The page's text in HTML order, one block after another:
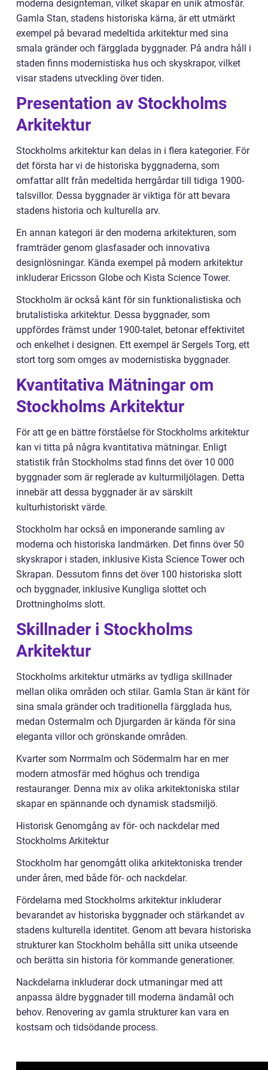
moderna designteman, vilket skapar en unik atmosfär.
Gamla Stan, stadens historiska kärna, är ett utmärkt
exempel på bevarad medeltida arkitektur med sina
smala gränder och färgglada byggnader. På andra håll i
staden finns modernistiska hus och skyskrapor, vilket
visar stadens utveckling över tiden.
Presentation av Stockholms
Arkitektur
Stockholms arkitektur kan delas in i flera kategorier. För
det första har vi de historiska byggnaderna, som
omfattar allt från medeltida herrgårdar till tidiga 1900-
talsvillor. Dessa byggnader är viktiga för att bevara
stadens historia och kulturella arv.
En annan kategori är den moderna arkitekturen, som
framträder genom glasfasader och innovativa
designlösningar. Kända exempel på modern arkitektur
inkluderar Ericsson Globe och Kista Science Tower.
Stockholm är också känt för sin funktionalistiska och
brutalistiska arkitektur. Dessa byggnader, som
uppfördes främst under 1900-talet, betonar effektivitet
och enkelhet i designen. Ett exempel är Sergels Torg, ett
stort torg som omges av modernistiska byggnader.
Kvantitativa Mätningar om
Stockholms Arkitektur
För att ge en bättre förståelse för Stockholms arkitektur
kan vi titta på några kvantitativa mätningar. Enligt
statistik från Stockholms stad finns det över 10 000
byggnader som är reglerade av kulturmiljölagen. Detta
innebär att dessa byggnader är av särskilt
kulturhistoriskt värde.
Stockholm har också en imponerande samling av
moderna och historiska landmärken. Det finns över 50
skyskrapor i staden, inklusive Kista Science Tower och
Skrapan. Dessutom finns det över 100 historiska slott
och byggnader, inklusive Kungliga slottet och
Drottningholms slott.
Skillnader i Stockholms
Arkitektur
Stockholms arkitektur utmärks av tydliga skillnader
mellan olika områden och stilar. Gamla Stan är känt för
sina smala gränder och traditionella färgglada hus,
medan Ostermalm och Djurgarden är kända för sina
eleganta villor och grönskande områden.
Kvarter som Norrmalm och Södermalm har en mer
modern atmosfär med höghus och trendiga
restauranger. Denna mix av olika arkitektoniska stilar
skapar en spännande och dynamisk stadsmiljö.
Historisk Genomgång av för- och nackdelar med
Stockholms Arkitektur
Stockholm har genomgått olika arkitektoniska trender
under åren, med både för- och nackdelar.
Fördelarna med Stockholms arkitektur inkluderar
bevarandet av historiska byggnader och stärkandet av
stadens kulturella identitet. Genom att bevara historiska
strukturer kan Stockholm behålla sitt unika utseende
och berätta sin historia för kommande generationer.
Nackdelarna inkluderar dock utmaningar med att
anpassa äldre byggnader till moderna ändamål och
behov. Renovering av gamla strukturer kan vara en
kostsam och tidsödande process.